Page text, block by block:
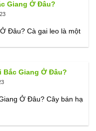
Giang Ở Đâu?
Đâu? Cà gai leo là một
Bắc Giang Ở Đâu?
Ở Đâu? Cây bán hạ